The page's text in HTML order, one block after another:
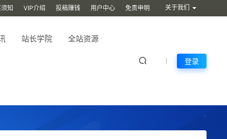
知 VIP介绍 投稿赚钱 用户中心 免责申明 关于我们
站长学院 全站资源
登录